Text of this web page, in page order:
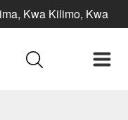
Kwa Kilimo, Kwa